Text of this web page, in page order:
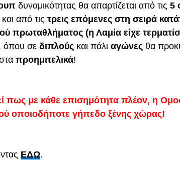
δυναμικότητας θα απαρτίζεται από τις 5
από τις τρεις επόμενες στη σειρά
πρωταθλήματος (η Λαμία είχε
όπου σε διπλούς και πάλι αγώνες θα
προημιτελικά!
πως με κάθε επισημότητα πλέον, η
οποιοδήποτε γήπεδο ξένης χώρας!
ΕΔΩ.